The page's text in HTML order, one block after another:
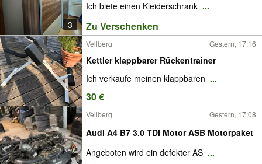
3
Ich biete einen Kleiderschrank ...
Zu Verschenken
Vellberg Gestern, 17:16
Kettler klappbarer Rückentrainer
Ich verkaufe meinen klappbaren ...
30 €
Vellberg Gestern, 17:08
Audi A4 B7 3.0 TDI Motor ASB Motorpaket
Angeboten wird ein defekter AS ...